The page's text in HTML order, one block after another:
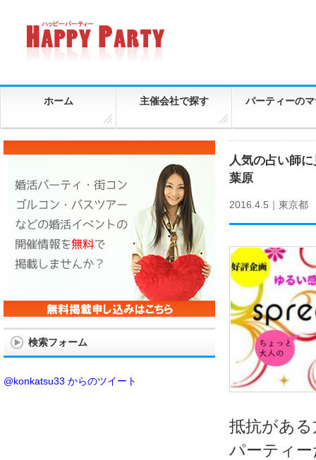
ホーム 主催会社で探す パーティーの
人気の占い師
葉原
2016.4.5｜ 東京都
抵抗があ
パーティ
検索フォーム
@konkatsu33 からのツイート